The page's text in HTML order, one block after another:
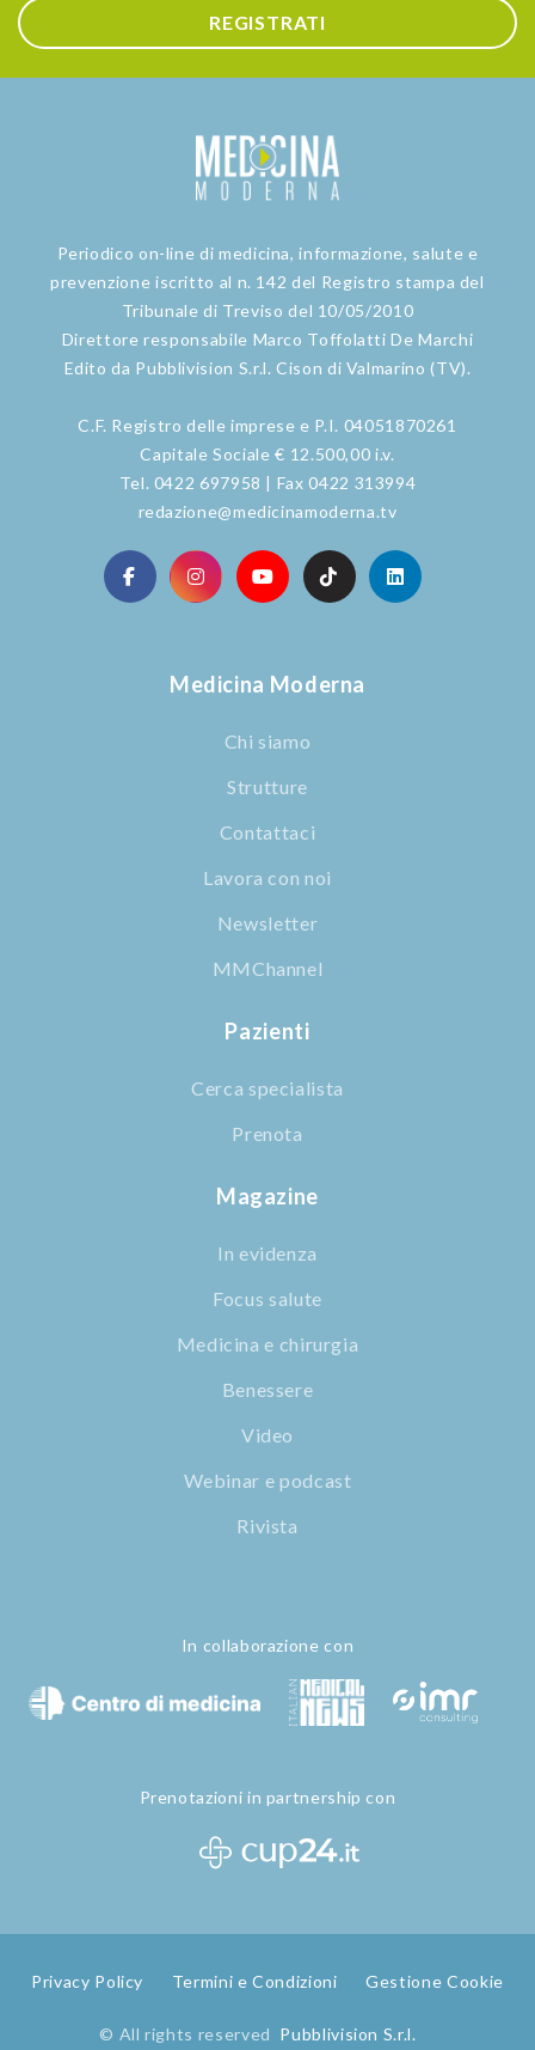
REGISTRATI
Periodico on-line di medicina, informazione, salute e
prevenzione iscritto al n. 142 del Registro stampa del
Tribunale di Treviso del 10/05/2010
Direttore responsabile Marco Toffolatti De Marchi
Edito da Pubblivision S.r.l. Cison di Valmarino (TV).
C.F. Registro delle imprese e P.I. 04051870261
Capitale Sociale € 12.500,00 i.v.
Tel. 0422 697958 | Fax 0422 313994
redazione@medicinamoderna.tv
Medicina Moderna
Chi siamo
Strutture
Contattaci
Lavora con noi
Newsletter
MMChannel
Pazienti
Cerca specialista
Prenota
Magazine
In evidenza
Focus salute
Medicina e chirurgia
Benessere
Video
Webinar e podcast
Rivista
In collaborazione con
Prenotazioni in partnership con
Privacy Policy Termini e Condizioni Gestione Cookie
© All rights reserved Pubblivision S.r.l.